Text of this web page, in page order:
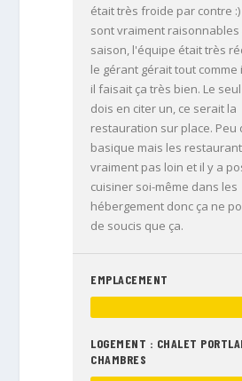
était très froide par contre
sont vraiment raisonnables
saison, l'équipe était très
le gérant gérait tout comme
il faisait ça très bien. Le
dois en citer un, ce serait la
restauration sur place. Peu
basique mais les
vraiment pas loin et il y a
cuisiner soi-même dans les
hébergement donc ça ne
de soucis que ça.
EMPLACEMENT
LOGEMENT : CHALET
CHAMBRES